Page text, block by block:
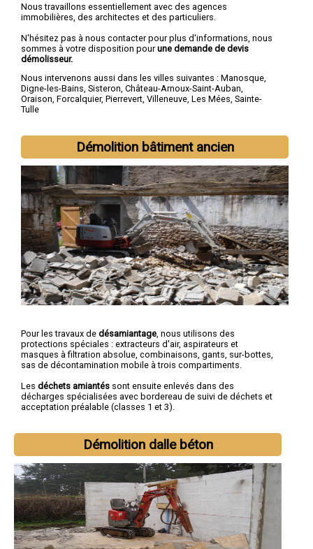
Nous travaillons essentiellement avec des agences
immobilières, des architectes et des particuliers.
N'hésitez pas à nous contacter pour plus d'informations, nous
sommes à votre disposition pourune demande de devis
démolisseur.
Nous intervenons aussi dans les villes suivantes : Manosque,
Digne-les-Bains, Sisteron, Château-Arnoux-Saint-Auban,
Oraison, Forcalquier, Pierrevert, Villeneuve, Les Mées, Sainte-
Tulle
Démolition bâtiment ancien
Pour les travaux de désamiantage , nous utilisons des
protections spéciales : extracteurs d'air, aspirateurs et
masques à filtration absolue, combinaisons, gants, sur-bottes,
sas de décontamination mobile à trois compartiments.
Les déchets amiantés sont ensuite enlevés dans des
décharges spécialisées avec bordereau de suivi de déchets et
acceptation préalable (classes 1 et 3).
Démolition dalle béton